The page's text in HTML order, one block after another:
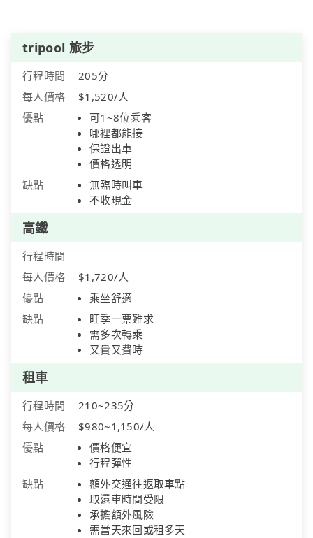
tripool 旅步
行程時間
205分
每人價格
$1,520/人
優點
可1~8位乘客
哪裡都能接
保證出車
價格透明
缺點
無臨時叫車
不收現金
高鐵
行程時間
每人價格
$1,720/人
優點
乘坐舒適
缺點
旺季一票難求
需多次轉乘
又貴又費時
租車
行程時間
210~235分
每人價格
$980~1,150/人
優點
價格便宜
行程彈性
缺點
額外交通往返取車點
取還車時間受限
承擔額外風險
需當天來回或租多天